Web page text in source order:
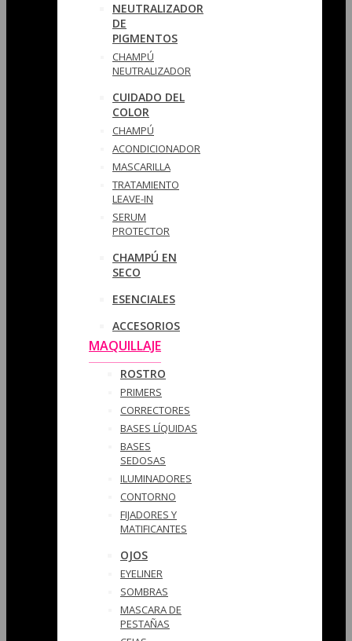
NEUTRALIZADOR
DE
PIGMENTOS
CHAMPÚ
NEUTRALIZADOR
CUIDADO DEL
COLOR
CHAMPÚ
ACONDICIONADOR
MASCARILLA
TRATAMIENTO
LEAVE-IN
SERUM
PROTECTOR
CHAMPÚ EN
SECO
ESENCIALES
ACCESORIOS
MAQUILLAJE
ROSTRO
PRIMERS
CORRECTORES
BASES LÍQUIDAS
BASES
SEDOSAS
ILUMINADORES
CONTORNO
FIJADORES Y
MATIFICANTES
OJOS
EYELINER
SOMBRAS
MASCARA DE
PESTAÑAS